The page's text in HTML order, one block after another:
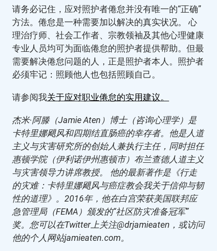
请务必记住，应对照护者倦怠并没有唯一的“正确”
方法。倦怠是一种需要加以解决的真实状况。 心
理治疗师、社会工作者、宗教领袖及其他心理健康
专业人员均可为面临倦怠的照护者提供帮助。但最
需要解决倦怠问题的人，正是照护者本人。照护者
必须牢记：照顾他人也包括照顾自己。
请参阅我关于应对职业倦怠的实用建议。
杰米·阿滕（Jamie Aten）博士（咨询心理学）是
卡特里娜飓风和四期结直肠癌的幸存者。他是人道
主义与灾害研究所的创始人兼执行主任，同时担任
惠顿学院（伊利诺伊州惠顿市）布兰查德人道主义
与灾害领导力讲席教授。 他的最新著作是《行走
的灾难：卡特里娜飓风与癌症教会我关于信仰与韧
性的道理》。2016年，他在白宫荣获美国联邦应
急管理局（FEMA）颁发的“社区防灾准备冠军”
奖。您可以在Twitter上关注@drjamieaten，或访问
他的个人网站jamieaten.com。